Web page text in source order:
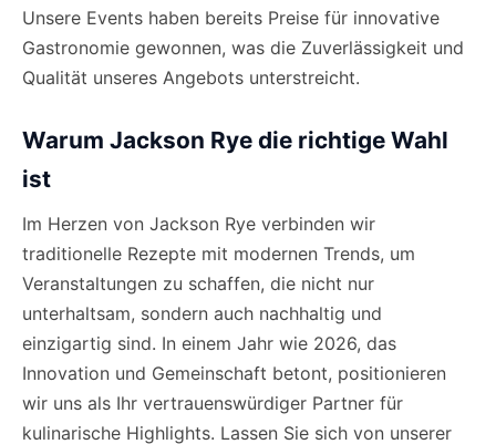
Unsere Events haben bereits Preise für innovative
Gastronomie gewonnen, was die Zuverlässigkeit und
Qualität unseres Angebots unterstreicht.
Warum Jackson Rye die richtige Wahl
ist
Im Herzen von Jackson Rye verbinden wir
traditionelle Rezepte mit modernen Trends, um
Veranstaltungen zu schaffen, die nicht nur
unterhaltsam, sondern auch nachhaltig und
einzigartig sind. In einem Jahr wie 2026, das
Innovation und Gemeinschaft betont, positionieren
wir uns als Ihr vertrauenswürdiger Partner für
kulinarische Highlights. Lassen Sie sich von unserer